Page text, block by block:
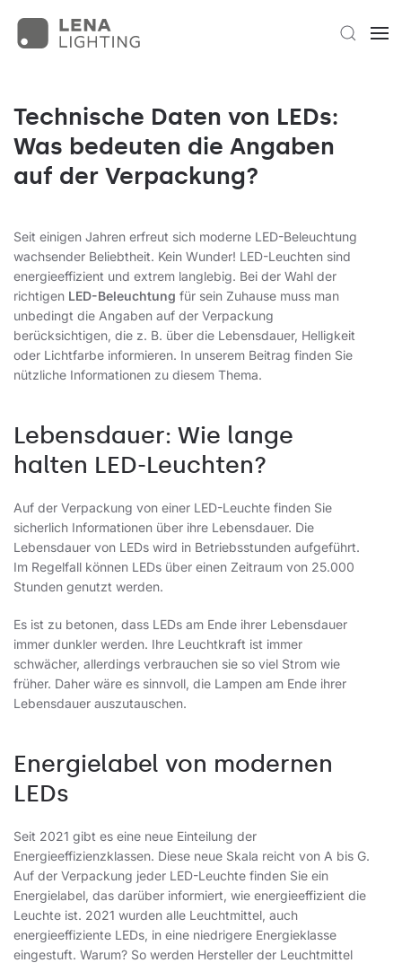
Technische Daten von LEDs:
Was bedeuten die Angaben
auf der Verpackung?
Seit einigen Jahren erfreut sich moderne LED-Beleuchtung
wachsender Beliebtheit. Kein Wunder! LED-Leuchten sind
energieeffizient und extrem langlebig. Bei der Wahl der
richtigen LED-Beleuchtung für sein Zuhause muss man
unbedingt die Angaben auf der Verpackung
berücksichtigen, die z. B. über die Lebensdauer, Helligkeit
oder Lichtfarbe informieren. In unserem Beitrag finden Sie
nützliche Informationen zu diesem Thema.
Lebensdauer: Wie lange
halten LED-Leuchten?
Auf der Verpackung von einer LED-Leuchte finden Sie
sicherlich Informationen über ihre Lebensdauer. Die
Lebensdauer von LEDs wird in Betriebsstunden aufgeführt.
Im Regelfall können LEDs über einen Zeitraum von 25.000
Stunden genutzt werden.
Es ist zu betonen, dass LEDs am Ende ihrer Lebensdauer
immer dunkler werden. Ihre Leuchtkraft ist immer
schwächer, allerdings verbrauchen sie so viel Strom wie
früher. Daher wäre es sinnvoll, die Lampen am Ende ihrer
Lebensdauer auszutauschen.
Energielabel von modernen
LEDs
Seit 2021 gibt es eine neue Einteilung der
Energieeffizienzklassen. Diese neue Skala reicht von A bis G.
Auf der Verpackung jeder LED-Leuchte finden Sie ein
Energielabel, das darüber informiert, wie energieeffizient die
Leuchte ist. 2021 wurden alle Leuchtmittel, auch
energieeffiziente LEDs, in eine niedrigere Energieklasse
eingestuft. Warum? So werden Hersteller der Leuchtmittel